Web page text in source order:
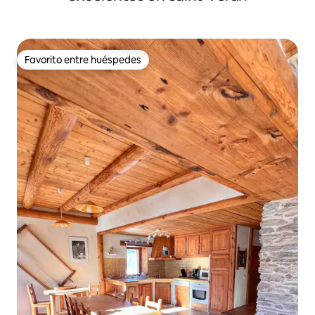
Favorito entre huéspedes
Favorito entre huéspedes